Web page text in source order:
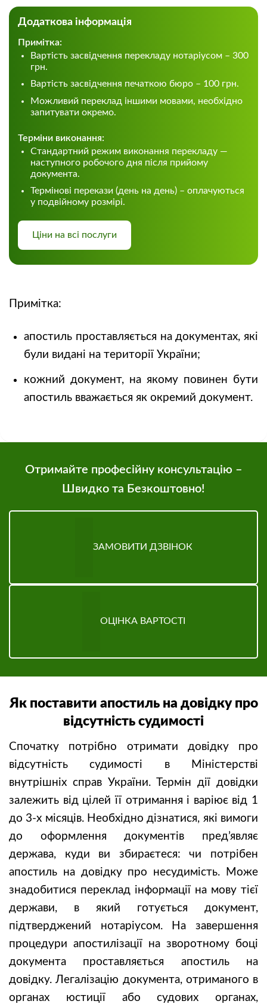
Додаткова інформація
Примітка:
Вартість засвідчення перекладу нотаріусом – 300
грн.
Вартість засвідчення печаткою бюро – 100 грн.
Можливий переклад іншими мовами, необхідно
запитувати окремо.
Терміни виконання:
Стандартний режим виконання перекладу —
наступного робочого дня після прийому
документа.
Термінові перекази (день на день) – оплачуються
у подвійному розмірі.
Ціни на всі послуги
Примітка:
апостиль проставляється на документах, які
були видані на території України;
кожний документ, на якому повинен бути
апостиль вважається як окремий документ.
Отримайте професійну консультацію –
Швидко та Безкоштовно!
ЗАМОВИТИ ДЗВІНОК
ОЦІНКА ВАРТОСТІ
Як поставити апостиль на довідку про
відсутність судимості
Спочатку потрібно отримати довідку про
відсутність судимості в Міністерстві
внутрішніх справ України. Термін дії довідки
залежить від цілей її отримання і варіює від 1
до 3-х місяців. Необхідно дізнатися, які вимоги
до оформлення документів пред’являє
держава, куди ви збираєтеся: чи потрібен
апостиль на довідку про несудимість. Може
знадобитися переклад інформації на мову тієї
держави, в який готується документ,
підтверджений нотаріусом. На завершення
процедури апостилізації на зворотному боці
документа проставляється апостиль на
довідку. Легалізацію документа, отриманого в
органах юстиції або судових органах,